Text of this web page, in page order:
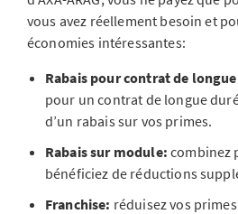
vous avez réellement besoin et
économies intéressantes:
Rabais pour contrat de
pour un contrat de longue
d’un rabais sur vos primes.
Rabais sur module: combinez
bénéficiez de réductions
Franchise: réduisez vos